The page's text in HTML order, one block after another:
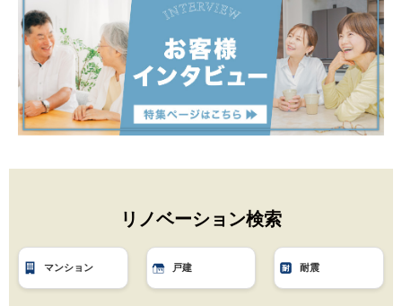
リノベーション検索
マンション 戸建 耐震